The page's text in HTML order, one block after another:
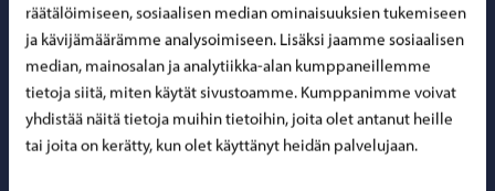
räätälöimiseen, sosiaalisen median ominaisuuksien tukemiseen
ja kävijämäärämme analysoimiseen. Lisäksi jaamme sosiaalisen
median, mainosalan ja analytiikka-alan kumppaneillemme
tietoja siitä, miten käytät sivustoamme. Kumppanimme voivat
yhdistää näitä tietoja muihin tietoihin, joita olet antanut heille
tai joita on kerätty, kun olet käyttänyt heidän palvelujaan.
Porvoo –
Yhteystiedot